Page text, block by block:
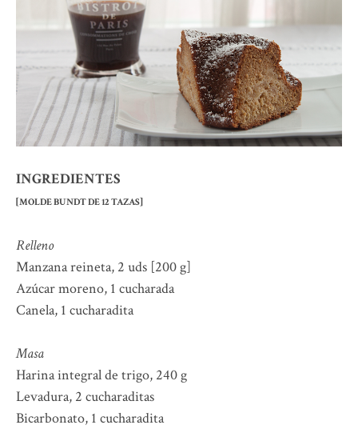
INGREDIENTES
[MOLDE BUNDT DE 12 TAZAS]
Relleno
Manzana reineta, 2 uds [200 g]
Azúcar moreno, 1 cucharada
Canela, 1 cucharadita
Masa
Harina integral de trigo, 240 g
Levadura, 2 cucharaditas
Bicarbonato, 1 cucharadita